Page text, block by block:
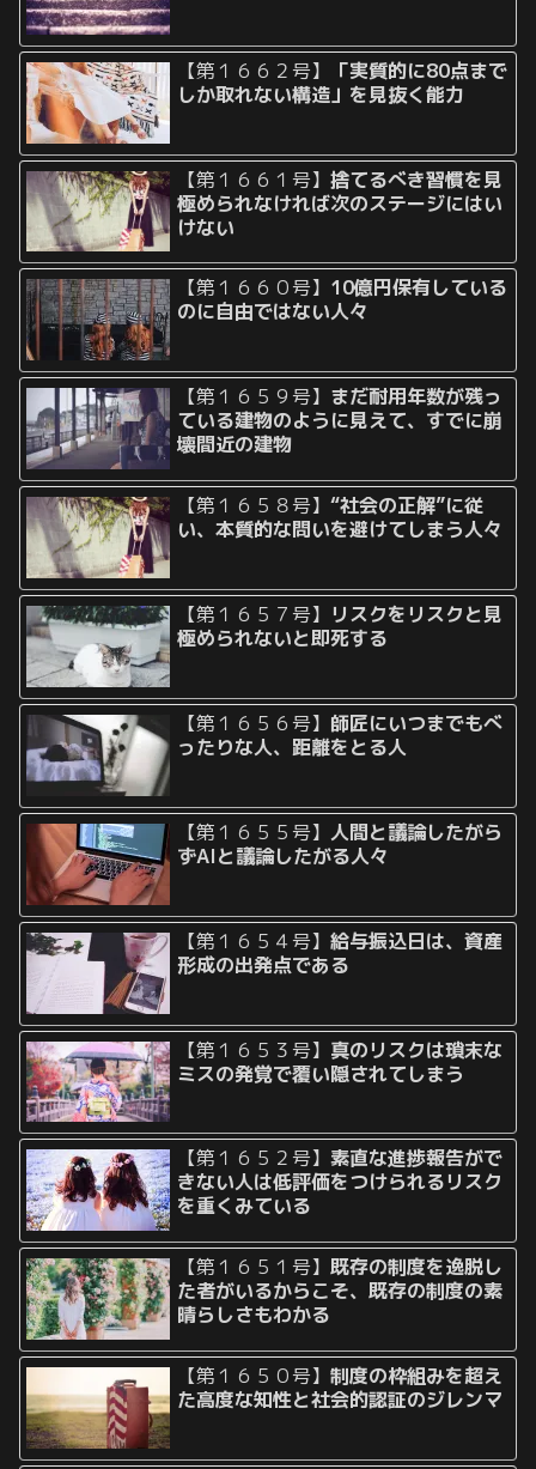
【第１６６２号】
「実質的に80点まで
しか取れない構造」を見抜く能力
【第１６６１号】捨てるべき習慣を見
極められなければ次のステージにはい
けない
【第１６６０号】 10億円保有している
のに自由ではない人々
【第１６５９号】 まだ耐用年数が残っ
ている建物のように見えて、すでに崩
壊間近の建物
【第１６５８号】“社会の正解”に従
い、本質的な問いを避けてしまう人々
【第１６５７号】 リスクをリスクと見
極められないと即死する
【第１６５６号】 師匠にいつまでもべ
ったりな人、距離をとる人
【第１６５５号】人間と議論したがら
ずAIと議論したがる人々
【第１６５４号】給与振込日は、資産
形成の出発点である
【第１６５３号】 真のリスクは瑣末な
ミスの発覚で覆い隠されてしまう
【第１６５２号】素直な進捗報告がで
きない人は低評価をつけられるリスク
を重くみている
【第１６５１号】既存の制度を逸脱し
た者がいるからこそ、既存の制度の素
晴らしさもわかる
【第１６５０号】制度の枠組みを超え
た高度な知性と社会的認証のジレンマ